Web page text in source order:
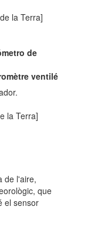
la Terra]
de
ventilé
la Terra]
de l'aire,
que
el sensor